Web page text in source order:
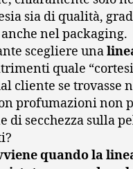
sia di qualità,
nel packaging.
scegliere una
quale
cliente se trovasse
profumazioni non
di secchezza sulla
quando la